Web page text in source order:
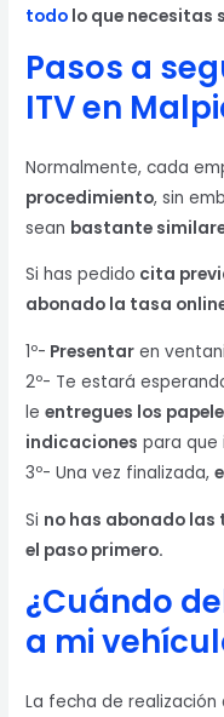
todo lo que necesitas
Pasos a
ITV en
Normalmente, cada
procedimiento, sin
sean bastante
Si has pedido cita
abonado la tasa
1º- Presentar en
2º- Te estará
leentregues los
indicaciones para que
3º- Una vez finalizada,
Si no has abonado las
el paso primero.
¿Cuándo
a mi
La fecha de